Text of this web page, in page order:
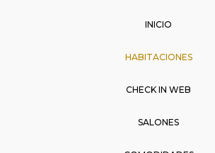
g
a
a
p
INICIO
HABITACIONES
CHECK IN WEB
SALONES